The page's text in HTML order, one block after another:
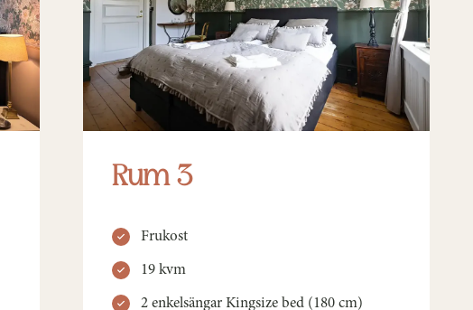
Rum 3
Frukost
19 kvm
2 enkelsängar Kingsize bed (180 cm)